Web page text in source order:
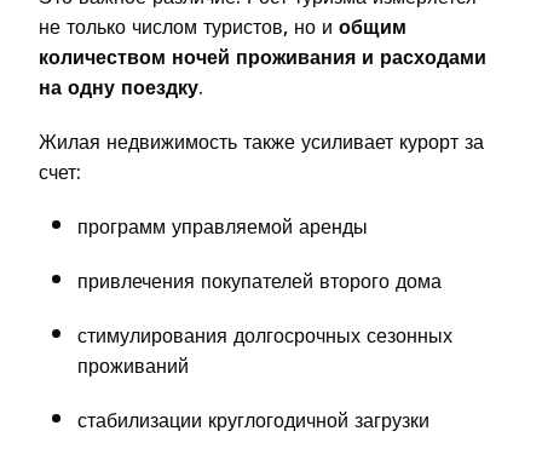
не только числом туристов, но иобщим
количеством ночей проживания и расходами
на одну поездку.
Жилая недвижимость также усиливает курорт за
счет:
программ управляемой аренды
привлечения покупателей второго дома
стимулирования долгосрочных сезонных
проживаний
стабилизации круглогодичной загрузки